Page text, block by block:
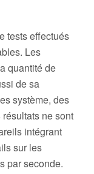
tests effectués
Les
quantité de
de sa
système, des
ne sont
intégrant
sur les
par seconde.